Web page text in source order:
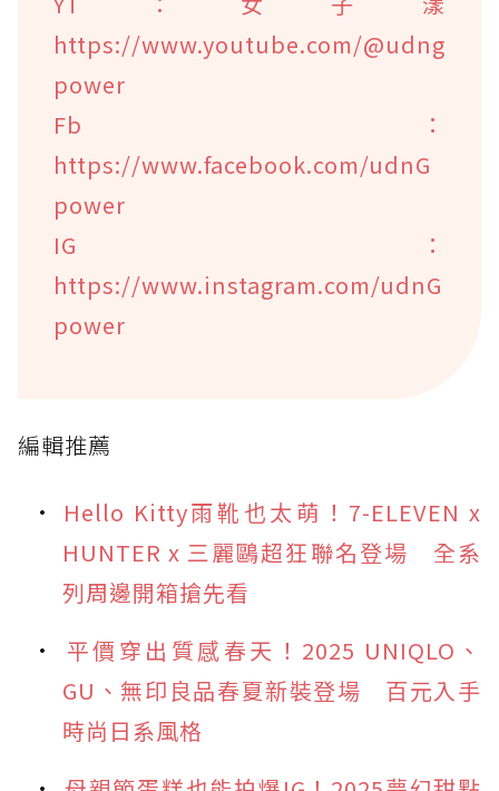
https://www.youtube.com/@udng
power
Fb：
https://www.facebook.com/udnG
power
IG：
https://www.instagram.com/udnG
power
編輯推薦
Hello Kitty雨靴也太萌！7-ELEVEN x
HUNTER x 三麗鷗超狂聯名登場 全系
列周邊開箱搶先看
平價穿出質感春天！2025 UNIQLO、
GU、無印良品春夏新裝登場 百元入手
時尚日系風格